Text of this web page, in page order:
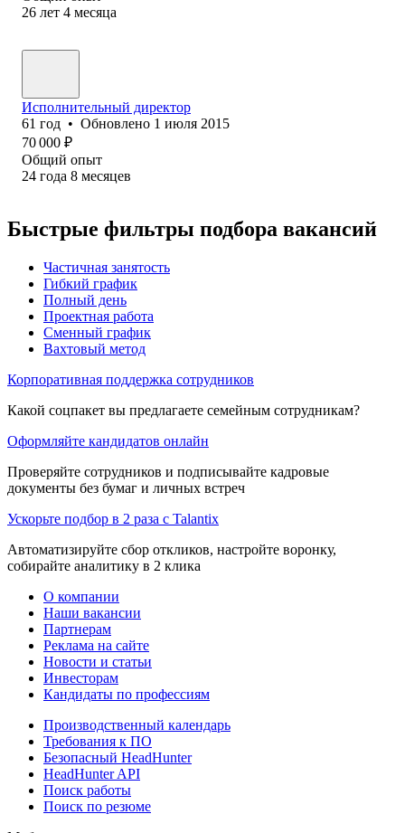
26 лет 4 месяца
Исполнительный директор
61 год • Обновлено 1 июля 2015
70 000 ₽
Общий опыт
24 года 8 месяцев
Быстрые фильтры подбора вакансий
Частичная занятость
Гибкий график
Полный день
Проектная работа
Сменный график
Вахтовый метод
Корпоративная поддержка сотрудников
Какой соцпакет вы предлагаете семейным сотрудникам?
Оформляйте кандидатов онлайн
Проверяйте сотрудников и подписывайте кадровые
документы без бумаг и личных встреч
Ускорьте подбор в 2 раза с Talantix
Автоматизируйте сбор откликов, настройте воронку,
собирайте аналитику в 2 клика
О компании
Наши вакансии
Партнерам
Реклама на сайте
Новости и статьи
Инвесторам
Кандидаты по профессиям
Производственный календарь
Требования к ПО
Безопасный HeadHunter
HeadHunter API
Поиск работы
Поиск по резюме